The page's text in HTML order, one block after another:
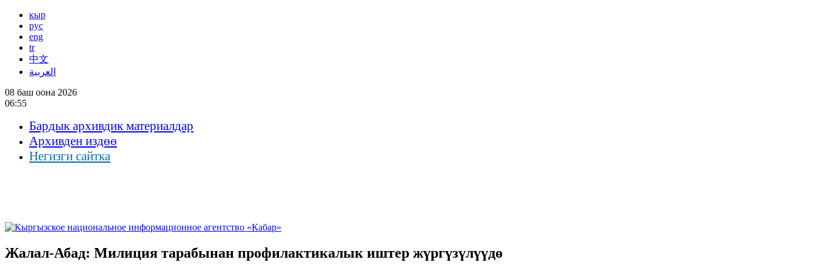
кыр
рус
eng
tr
中文
العربية
08 баш оона 2026
06:55
Бардык архивдик материалдар
Архивден издөө
Негизги сайтка
Жалал-Абад: Милиция тарабынан профилактикалык иштер жүргүзүлүүдө